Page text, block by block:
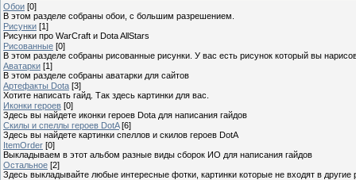
Обои [0]
В этом разделе собраны обои, с большим разрешением.
Рисунки [1]
Рисунки про WarCraft и Dota AllStars
Рисованные [0]
В этом разделе собраны рисованные рисунки. У вас есть рисунок который вы
Аватарки [1]
В этом разделе собраны аватарки для сайтов
Артефакты Dota [3]
Хотите написать гайд. Так здесь картинки для вас.
Иконки героев [0]
Здесь вы найдете иконки героев Dota для написания гайдов
Скилы и спеллы героев DotA [6]
Здесь вы найдете картинки спеллов и скилов героев DotA
ItemOrder [0]
Выкладываем в этот альбом разные виды сборок ИО для написания гайдов
Остальное [2]
Здесь выкладывайте любые интересные фотки, картинки которые не входят в